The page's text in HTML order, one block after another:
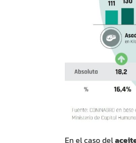
En el caso del